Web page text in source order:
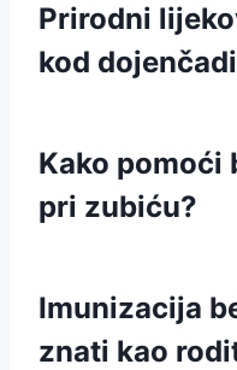
Prirodni
kod dojenčadi
Kako pomoći
pri zubiću?
Imunizacija
znati kao